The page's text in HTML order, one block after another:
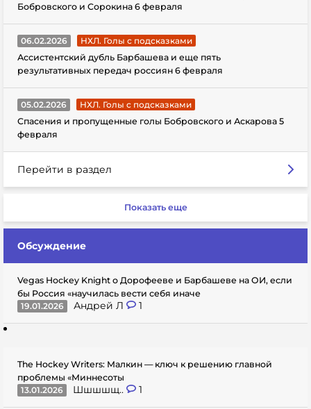
Бобровского и Сорокина 6 февраля
06.02.2026
НХЛ. Голы с подсказками
Ассистентский дубль Барбашева и еще пять
результативных передач россиян 6 февраля
05.02.2026
НХЛ. Голы с подсказками
Спасения и пропущенные голы Бобровского и Аскарова 5
февраля
Перейти в раздел
Показать еще
Обсуждение
Vegas Hockey Knight о Дорофееве и Барбашеве на ОИ, если
бы Россия «научилась вести себя иначе
19.01.2026
Андрей Л 1
The Hockey Writers: Малкин — ключ к решению главной
проблемы «Миннесоты
13.01.2026
Шшшшщ.. 1